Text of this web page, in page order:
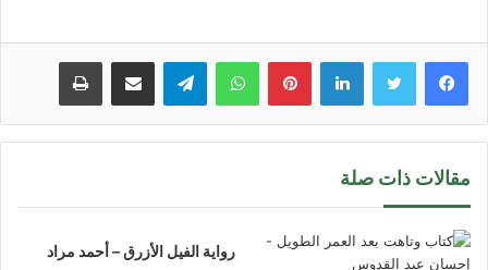
لينكدإن بينتيريستواتساب تيلقرام مشاركة عبر البريد طباعة
مقالات ذات صلة
رواية الفيل الأزرق – أحمد مراد